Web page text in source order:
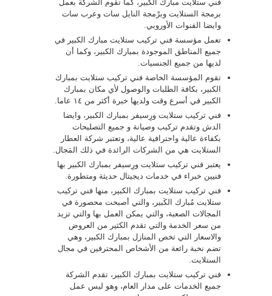
فني ستلايت مبارك الكبير، كما تقوم الشركة بعمل
برمجة الستلايت وبرْمجة النايل سات وعرب سات
وايضا القنوات الأوروبي.
تعمل مؤسسة فني تركيب ستلايت مبارك الكبير في
جميع المناطق الموجودة بمبارك الكبير، وكما أن
لديها من جميع الجنسيات.
تقوم المؤسسة الخاصة فني تركيب ستلايت بمبارك
الكبير، بكافة الطلبات والوصول لأي مكان بمبارك
الكبير في أسرع وقت ولديها خبرة أكثر من ١٤ عاما.
فني تركيب ستلايت ورِسيفر بمبارك الكبير، وايضا
الدش وتقدم تركيب وصيانة و جميع التصليحات
بكفاءة عالية واحترافية عالية، وتعتبر شركة العطار
الستلايت هي من الشركات الرائدة في ذلك المَجال.
يعتبر فني تركيب ستلايت ورِسيفر بمبارك الكبير بها
فنيين خبراء في خدمات ديجيتال حديثة ومتطورة.
فني تركيب ستلايت بمبارك الكبير، منها فني تركيب
ستلايت مُبارك الكَبير، والتي أصبحت محصورة في
المجالات الصعبة، والتي يمكن العمل بها والتي تزيد
من سعر الخدمة والتي تقدم الكثير من العروض
والاسعار التي تخص المنازل بمبارك الكبير، وهي
تضم نخبة رائعة من الأشخاص المحترفين في مجال
الستلايت.
فني تركيب ستلايت بمبارك الكبير، تقدم الشركة
جميع الخدمات على مدار العام، وهو ليس عمل